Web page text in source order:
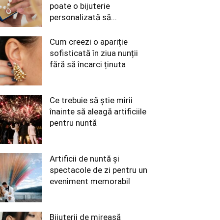
poate o bijuterie
personalizată să...
Cum creezi o apariție
sofisticată în ziua nunții
fără să încarci ținuta
Ce trebuie să știe mirii
înainte să aleagă artificiile
pentru nuntă
Artificii de nuntă și
spectacole de zi pentru un
eveniment memorabil
Bijuterii de mireasă